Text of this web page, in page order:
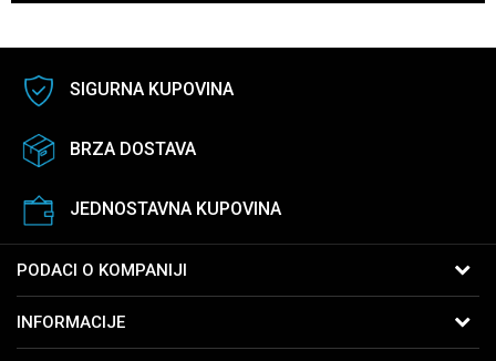
SIGURNA KUPOVINA
BRZA DOSTAVA
JEDNOSTAVNA KUPOVINA
PODACI O KOMPANIJI
B:PM Satovi i Nakit
Kralja Vukašina 911040 Beograd, Srbija
INFORMACIJE